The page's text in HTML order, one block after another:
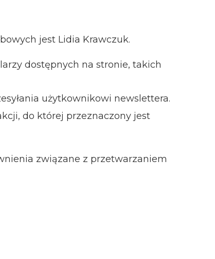
jest Lidia Krawczuk.
dostępnych na stronie, takich
użytkownikowi newslettera.
do której przeznaczony jest
związane z przetwarzaniem